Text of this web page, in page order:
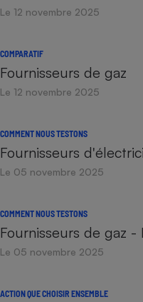
Le 12 novembre 2025
COMPARATIF
Fournisseurs de gaz
Le 12 novembre 2025
COMMENT NOUS TESTONS
Fournisseurs
Le 05 novembre 2025
COMMENT NOUS TESTONS
Fournisseurs de gaz -
Le 05 novembre 2025
ACTION QUE CHOISIR ENSEMBLE